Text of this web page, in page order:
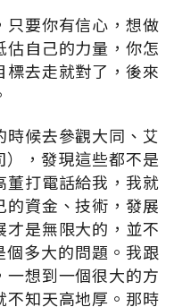
要你有信心，想做
自己的力量，你怎
去走就對了，後來
候去參觀大同、艾
），發現這些都不是
董打電話給我，我就
資金、技術，發展
才是無限大的，並不
個多大的問題。我跟
想到一個很大的方
不知天高地厚。那時